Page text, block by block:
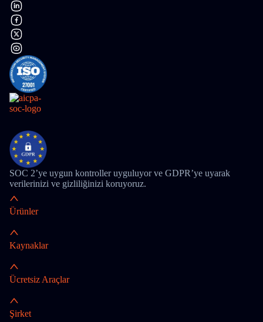
SOC 2’ye uygun kontroller uyguluyor ve GDPR’ye uyarak
verilerinizi ve gizliliğinizi koruyoruz.
Ürünler
Kaynaklar
Ücretsiz Araçlar
Şirket